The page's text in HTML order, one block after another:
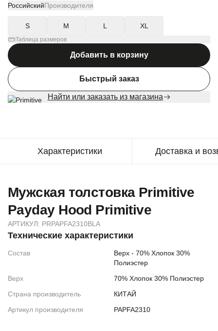
РоссийскийПроизводителя
S M L XL
Таблица размеров
Добавить в корзину
Быстрый заказ
Найти или заказать из магазина
Характеристики Доставка и
Мужская толстовка Primitive
Payday Hood Primitive
АРТИКУЛ: PRPAPFA2310BLA
Технические характеристики
Состав
Верх - 70% Хлопок 30%
Полиэстер
Верх
70% Хлопок 30% Полиэстер
Страна производитель
КИТАЙ
Артикул производителя
PAPFA2310